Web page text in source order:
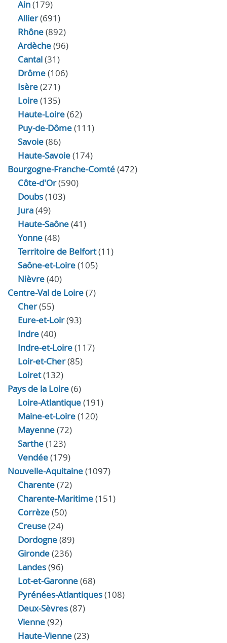
Ain(179)
Allier(691)
Rhône(892)
Ardèche(96)
Cantal(31)
Drôme(106)
Isère(271)
Loire(135)
Haute-Loire(62)
Puy-de-Dôme(111)
Savoie(86)
Haute-Savoie(174)
Bourgogne-Franche-Comté(472)
Côte-d'Or(590)
Doubs(103)
Jura(49)
Haute‑Saône(41)
Yonne(48)
Territoire de Belfort(11)
Saône-et-Loire(105)
Nièvre(40)
Centre-Val de Loire(7)
Cher(55)
Eure‑et‑Loir(93)
Indre(40)
Indre‑et‑Loire(117)
Loir‑et‑Cher(85)
Loiret(132)
Pays de la Loire(6)
Loire-Atlantique(191)
Maine-et-Loire(120)
Mayenne(72)
Sarthe(123)
Vendée(179)
Nouvelle-Aquitaine(1097)
Charente(72)
Charente-Maritime(151)
Corrèze(50)
Creuse(24)
Dordogne(89)
Gironde(236)
Landes(96)
Lot-et-Garonne(68)
Pyrénées-Atlantiques(108)
Deux-Sèvres(87)
Vienne(92)
Haute-Vienne(23)